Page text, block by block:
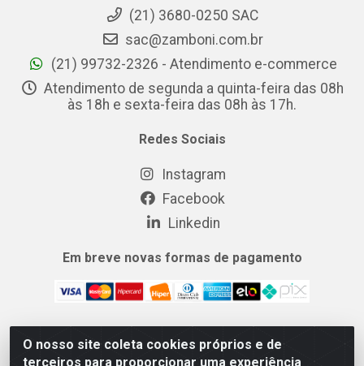
O nosso site coleta cookies próprios e de
terceiros para proporcionar uma experiência
(21) 3680-0250 SAC
sac@zamboni.com.br
(21) 99732-2326 - Atendimento e-commerce
Atendimento de segunda a quinta-feira das 08h
às 18h e sexta-feira das 08h às 17h.
Redes Sociais
Instagram
Facebook
Linkedin
Em breve novas formas de pagamento
MIX CERTO DISTRIBUIDORA DE COSMÉTICOS ALIMENTOS E